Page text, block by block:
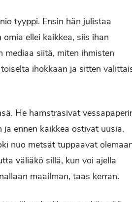
tyyppi. Ensin hän julistaa
ellei kaikkea, siis ihan
mediaa siitä, miten ihmisten
ihokkaan ja sitten
He hamstrasivat
ennen kaikkea ostivat uusia.
nuo metsät tuppaavat
väliäkö sillä, kun voi ajella
maailman, taas kerran.